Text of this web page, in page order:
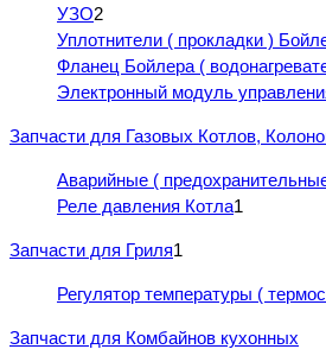
УЗО2
Уплотнители ( прокладки )
Фланец Бойлера (
Электронный модуль
Запчасти для Газовых Котлов,
Аварийные (
Реле давления Котла1
Запчасти для Гриля1
Регулятор температуры (
Запчасти для Комбайнов кухонных